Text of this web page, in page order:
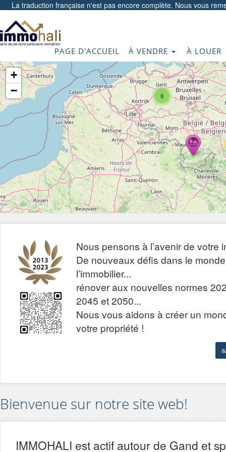
La traduction française n'est pas encore complète. Nous vous
PAGE D'ACCUEIL À VENDRE À LOUER
8
+
−
Nous pensons à l’avenir de votre
De nouveaux défis dans le
l’immobilier...
rénover aux nouvelles normes
2045 et 2050...
Nous vous aidons à créer un
votre propriété !
Bienvenue sur notre site web!
IMMOHALI est actif autour de Gand et